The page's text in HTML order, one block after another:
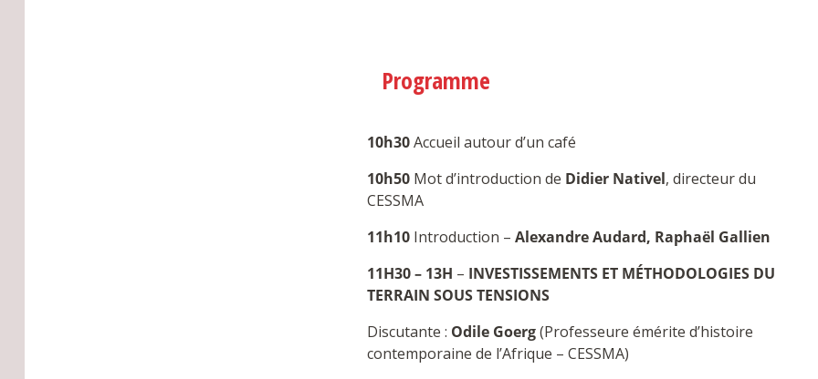
Programme
10h30Accueil autour d’un café
10h50 Mot d’introduction de Didier Nativel, directeur du
CESSMA
11h10 Introduction – Alexandre Audard, Raphaël Gallien
11H30 – 13H – INVESTISSEMENTS ET MÉTHODOLOGIES DU
TERRAIN SOUS TENSIONS
Discutante : Odile Goerg(Professeure émérite d’histoire
contemporaine de l’Afrique – CESSMA)